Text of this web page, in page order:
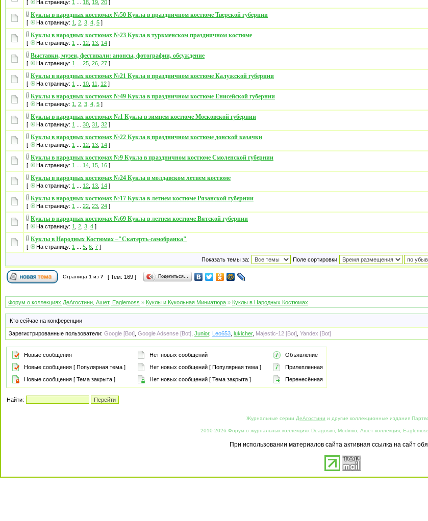
[ На страницу: 1 18 19 20 ]
Куклы в народных костюмах №50 Кукла в праздничном костюме Тверской губернии
[ На страницу: 1 2 3 4 5 ]
Куклы в народных костюмах №23 Кукла в туркменском праздничном костюме
[ На страницу: 1 12 13 14 ]
Выставки, музеи, фестивали: анонсы, фотографии, обсуждение
[ На страницу: 1 25 26 27 ]
Куклы в народных костюмах №21 Кукла в праздничном костюме Калужской губернии
[ На страницу: 1 10 11 12 ]
Куклы в народных костюмах №49 Кукла в праздничном костюме Енисейской губернии
[ На страницу: 1 2 3 4 5 ]
Куклы в народных костюмах №1 Кукла в зимнем костюме Московской губернии
[ На страницу: 1 30 31 32 ]
Куклы в народных костюмах №22 Кукла в праздничном костюме донской казачки
[ На страницу: 1 12 13 14 ]
Куклы в народных костюмах №9 Кукла в праздничном костюме Смоленской губернии
[ На страницу: 1 14 15 16 ]
Куклы в народных костюмах №24 Кукла в молдавском летнем костюме
[ На страницу: 1 12 13 14 ]
Куклы в народных костюмах №17 Кукла в летнем костюме Рязанской губернии
[ На страницу: 1 22 23 24 ]
Куклы в народных костюмах №69 Кукла в летнем костюме Вятской губернии
[ На страницу: 1 2 3 4 ]
Куклы в Народных Костюмах –"Скатерть-самобранка"
[ На страницу: 1 5 6 7 ]
Показать темы за: Поле сортировки
Страница 1 из 7 [ Тем: 169 ] Поделиться…
Форум о коллекциях ДеАгостини, Ашет, Eaglemoss » Куклы и Кукольная Миниатюра » Куклы в Народных Костюмах
Кто сейчас на конференции
Зарегистрированные пользователи: Google [Bot] Google Adsense [Bot] Junior, Leo653 lukicher, Majestic-12 [Bot] Yandex [Bot]
Новые сообщения Нет новых сообщений
Объявление
Новые сообщения [ Популярная тема ]
Нет новых сообщений [ Популярная тема ]
Прилепленная
Новые сообщения [ Тема закрыта ]
Нет новых сообщений [ Тема закрыта ] Перенесённая
Найти:
Журнальные серии ДеАгостини и другие коллекционные издания
2010-2026 Форум о журнальных коллекциях Deagosini, Modimio, Ашет коллекция, Eaglemoss
При использовании материалов сайта активная ссылка на сайт